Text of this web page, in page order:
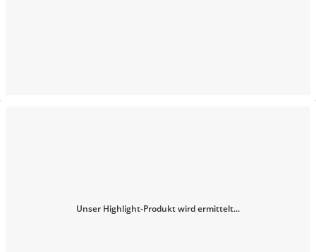
Unser Highlight-Produkt wird ermittelt...